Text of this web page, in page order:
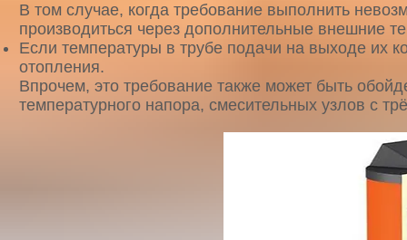
В том случае, когда требование выполнить
производиться через дополнительные внешние
Если температуры в трубе подачи на выходе их
отопления.
Впрочем, это требование также может быть
температурного напора, смесительных узлов с